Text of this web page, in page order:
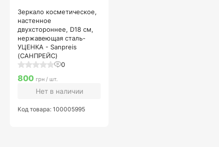
Зеркало косметическое,
настенное
двухстороннее, D18 см,
нержавеющая сталь-
УЦЕНКА - Sanpreis
(САНПРЕЙС)
0
800 грн / шт.
Нет в наличии
Код товара: 100005995